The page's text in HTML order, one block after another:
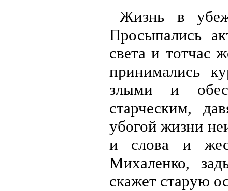
Жизнь в
Просыпались
света и тотчас
принимались
злыми и
старческим,
убогой жизни
и слова и
Михаленко,
скажет старую